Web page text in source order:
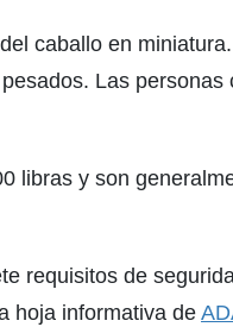
caballo en
Las
libras y son
requisitos de
hoja informativa de